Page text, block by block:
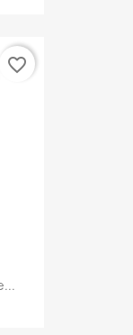
favorite_border